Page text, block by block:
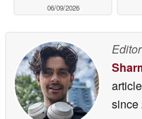
06/09/2026
since